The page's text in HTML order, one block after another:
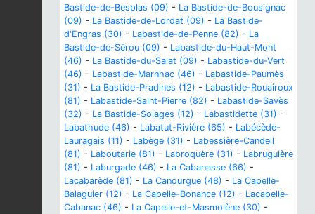
Bastide-de-Besplas (09) - La Bastide-de-Bousignac
(09) - La Bastide-de-Lordat (09) - La Bastide-
d'Engras (30) - Labastide-de-Penne (82) - La
Bastide-de-Sérou (09) - Labastide-du-Haut-Mont
(46) - La Bastide-du-Salat (09) - Labastide-du-Vert
(46) - Labastide-Marnhac (46) - Labastide-Paumès
(31) - La Bastide-Pradines (12) - Labastide-Rouairoux
(81) - Labastide-Saint-Pierre (82) - Labastide-Savès
(32) - La Bastide-Solages (12) - Labastidette (31) -
Labathude (46) - Labatut-Rivière (65) - Labécède-
Lauragais (11) - Labège (31) - Labessière-Candeil
(81) - Laboutarie (81) - Labroquère (31) - Labruguière
(81) - Laburgade (46) - La Cabanasse (66) -
Lacabarède (81) - La Canourgue (48) - La Capelle-
Balaguier (12) - La Capelle-Bonance (12) - Lacapelle-
Cabanac (46) - La Capelle-et-Masmolène (30) -